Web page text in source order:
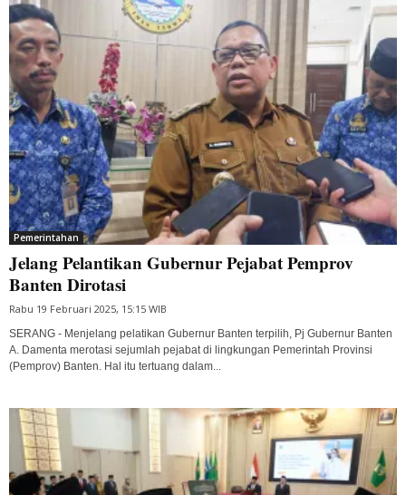
Pemerintahan
Jelang Pelantikan Gubernur Pejabat Pemprov
Banten Dirotasi
Rabu 19 Februari 2025, 15:15 WIB
SERANG - Menjelang pelatikan Gubernur Banten terpilih, Pj Gubernur Banten
A. Damenta merotasi sejumlah pejabat di lingkungan Pemerintah Provinsi
(Pemprov) Banten. Hal itu tertuang dalam...